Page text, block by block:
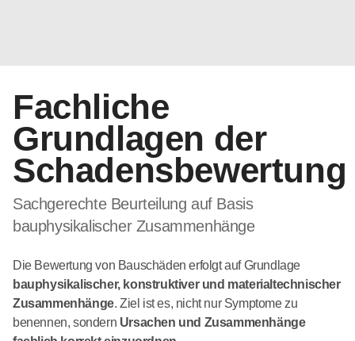
Fachliche
Grundlagen der
Schadensbewertung
Sachgerechte Beurteilung auf Basis
bauphysikalischer Zusammenhänge
Die Bewertung von Bauschäden erfolgt auf Grundlage
bauphysikalischer, konstruktiver und materialtechnischer
Zusammenhänge. Ziel ist es, nicht nur Symptome zu
benennen, sondern Ursachen und Zusammenhänge